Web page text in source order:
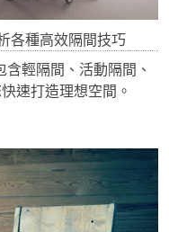
各種高效隔間技巧
輕隔間、活動隔間、
速打造理想空間。